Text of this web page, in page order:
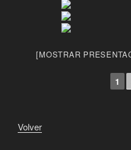
[MOSTRAR
1
Volver